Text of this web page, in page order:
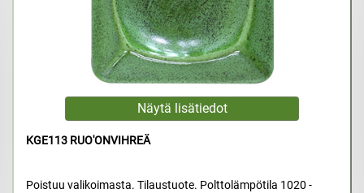
KGE113 RUO'ONVIHREÄ
Poistuu valikoimasta. Tilaustuote. Polttolämpötila 1020 -